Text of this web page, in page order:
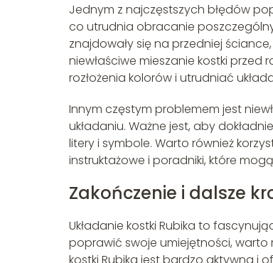
Jednym z najczęstszych błędów
co utrudnia obracanie
znajdowały się na przedniej
niewłaściwe mieszanie kostki
rozłożenia kolorów i utrudniać
Innym częstym problemem jest
układaniu. Ważne jest, aby
litery i symbole. Warto również
instruktażowe i poradniki, które
Zakończenie i dalsze
Układanie kostki Rubika to
poprawić swoje umiejętności, warto
kostki Rubika jest bardzo aktywna i